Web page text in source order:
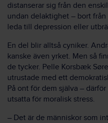
distanserar sig från den
undan delaktighet – bort
leda till depression eller
En del blir alltså cyniker.
kanske även yrket. Men så
de tycker. Pelle Korsbæk
utrustade med ett
På ont för dem själva –
utsatta för moralisk stress.
– Det är de människor som